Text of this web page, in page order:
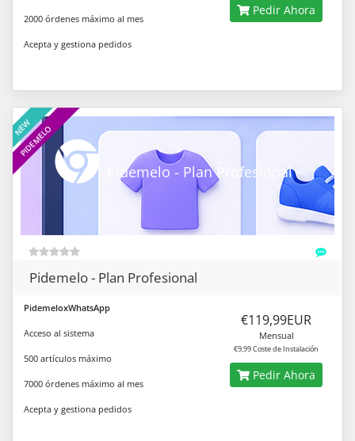
2000 órdenes máximo al mes
Acepta y gestiona pedidos
Pedir Ahora
Pidemelo - Plan Profesional
PidemeloxWhatsApp
Acceso al sistema
500 artículos máximo
7000 órdenes máximo al mes
Acepta y gestiona pedidos
€119,99EUR
Mensual
€9,99 Coste de Instalación
Pedir Ahora
NEW
PIDEMELO
Pidemelo - Plan Profesional